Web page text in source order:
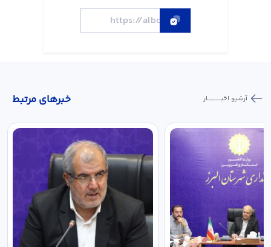
خبر‌های مرتبط آرشیو اخبـــــــــــار